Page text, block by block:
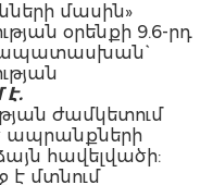
մասին»
օրենքի 9.6-րդ
է.
ժամկետում
ապրանքների
հավելվածի:
է մտնում